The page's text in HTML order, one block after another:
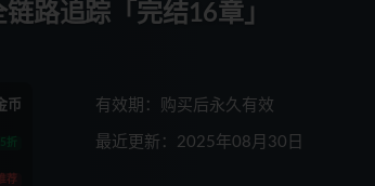
路追踪「完结16章」
币
5折
荐
有效期：购买后永久有效
最近更新：2025年08月30日